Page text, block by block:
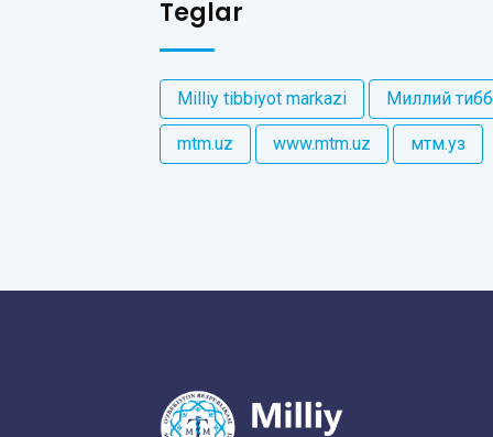
Teglar
Milliy tibbiyot markazi Миллий
mtm.uz www.mtm.uz мтм.уз